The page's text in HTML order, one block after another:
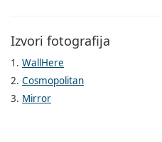
Izvori fotografija
1. WallHere
2. Cosmopolitan
3. Mirror